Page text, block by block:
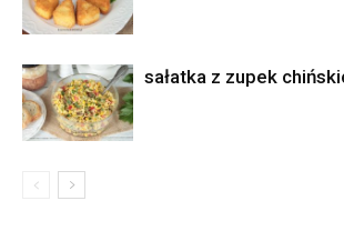
sałatka z zupek